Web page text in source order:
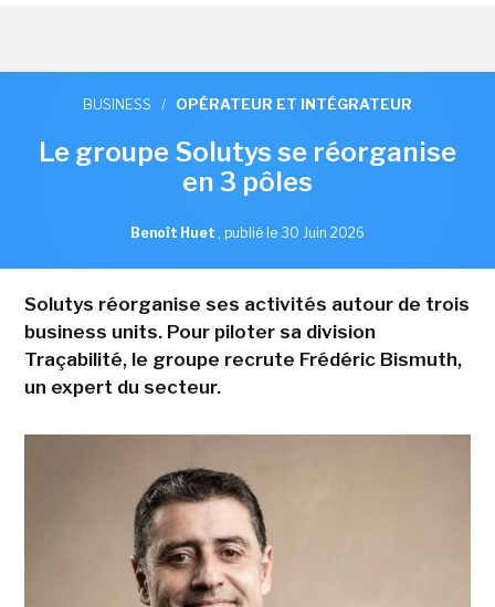
BUSINESS / OPÉRATEUR ET INTÉGRATEUR
Le groupe Solutys se réorganise
en 3 pôles
Benoît Huet , publié le 30 Juin 2026
Solutys réorganise ses activités autour de trois
business units. Pour piloter sa division
Traçabilité, le groupe recrute Frédéric Bismuth,
un expert du secteur.